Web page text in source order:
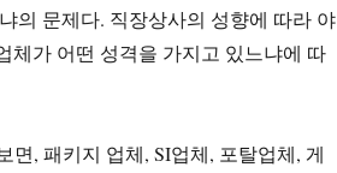
의 문제다. 직장상사의 성향에 따라 야
체가 어떤 성격을 가지고 있느냐에 따
면, 패키지 업체, SI업체, 포탈업체, 게